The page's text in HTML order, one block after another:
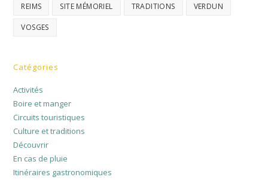
REIMS SITE MÉMORIEL TRADITIONS VERDUN
VOSGES
Catégories
Activités
Boire et manger
Circuits touristiques
Culture et traditions
Découvrir
En cas de pluie
Itinéraires gastronomiques